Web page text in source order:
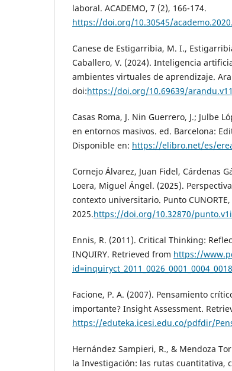
laboral. ACADEMO, 7 (2), 166-174.
https://doi.org/10.30545/
Canese de Estigarribia, M. I.,
Caballero, V. (2024). Inteligencia
ambientes virtuales de aprendizaje.
doi:https://doi.org/10.69639/
Casas Roma, J. Nin Guerrero, J.; Julbe
en entornos masivos. ed. Barcelona:
Disponible en: https://elibro.net/es/
Cornejo Álvarez, Juan Fidel, Cárdenas
Loera, Miguel Ángel. (2025).
contexto universitario. Punto
2025.https://doi.org/10.32870/
Ennis, R. (2011). Critical Thinking:
INQUIRY. Retrieved from https://
Facione, P. A. (2007). Pensamiento
importante? Insight Assessment.
https://eduteka.icesi.edu.co/pdfdir/
Hernández Sampieri, R., & Mendoza
la Investigación: las rutas cuantitativa,